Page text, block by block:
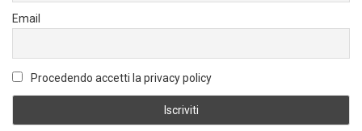
Email
Procedendo accetti la privacy policy